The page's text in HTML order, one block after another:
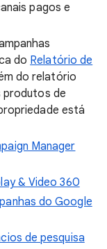
pagos e
do Relatório de
do relatório
produtos de
está
Manager
& Video 360
do Google
de pesquisa